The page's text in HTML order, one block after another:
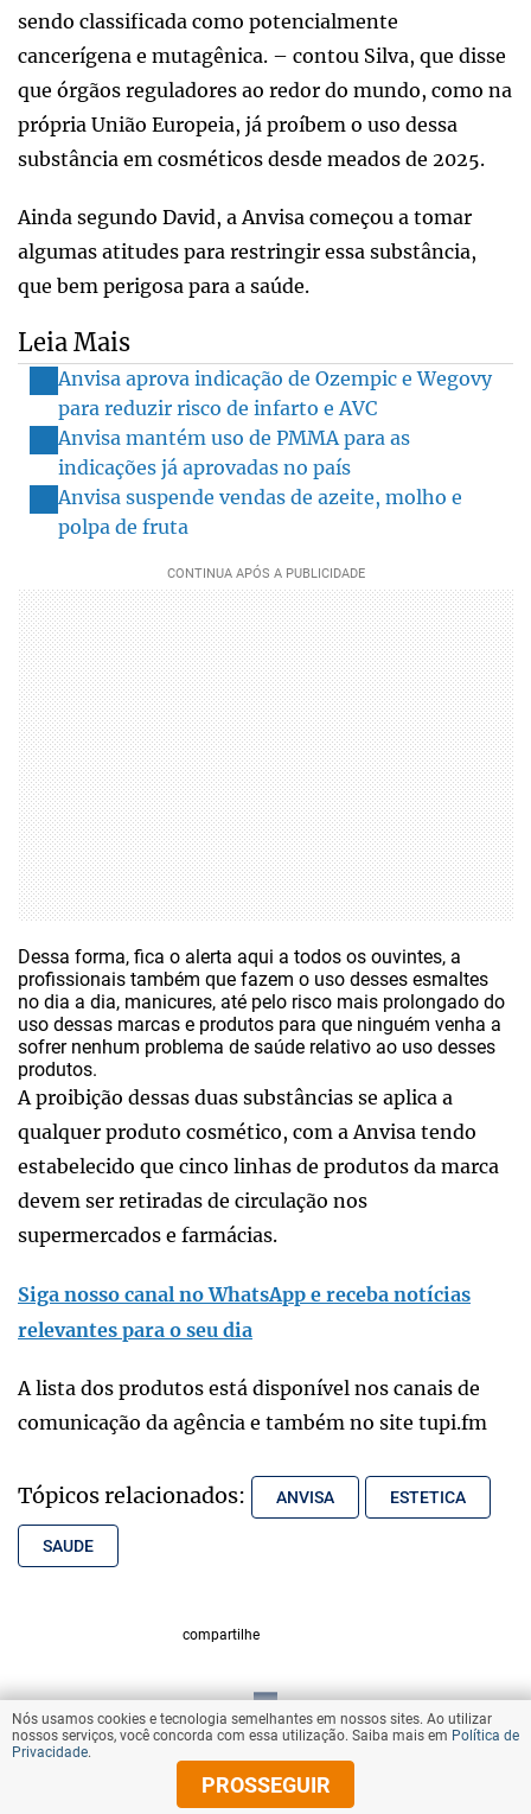
sendo classificada como potencialmente
cancerígena e mutagênica. – contou Silva, que disse
que órgãos reguladores ao redor do mundo, como na
própria União Europeia, já proíbem o uso dessa
substância em cosméticos desde meados de 2025.
Ainda segundo David, a Anvisa começou a tomar
algumas atitudes para restringir essa substância,
que bem perigosa para a saúde.
Leia Mais
Anvisa aprova indicação de Ozempic e Wegovy
para reduzir risco de infarto e AVC
Anvisa mantém uso de PMMA para as
indicações já aprovadas no país
Anvisa suspende vendas de azeite, molho e
polpa de fruta
Dessa forma, fica o alerta aqui a todos os ouvintes, a
profissionais também que fazem o uso desses esmaltes
no dia a dia, manicures, até pelo risco mais prolongado do
uso dessas marcas e produtos para que ninguém venha a
sofrer nenhum problema de saúde relativo ao uso desses
produtos.
A proibição dessas duas substâncias se aplica a
qualquer produto cosmético, com a Anvisa tendo
estabelecido que cinco linhas de produtos da marca
devem ser retiradas de circulação nos
supermercados e farmácias.
Siga nosso canal no WhatsApp e receba notícias
relevantes para o seu dia
A lista dos produtos está disponível nos canais de
comunicação da agência e também no site tupi.fm
Tópicos relacionados: ANVISA ESTETICA
SAUDE
compartilhe
VOLTAR AO TOPO
© Copyright 2026 Diários Associados
Nós usamos cookies e tecnologia semelhantes em nossos sites. Ao utilizar
nossos serviços, você concorda com essa utilização. Saiba mais em Política de
Privacidade.
PROSSEGUIR